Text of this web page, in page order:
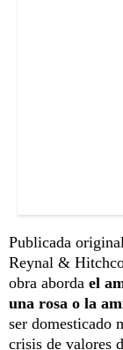
Publicada
Reynal &
obra aborda el
una rosa o la
ser domesticado
crisis de valores